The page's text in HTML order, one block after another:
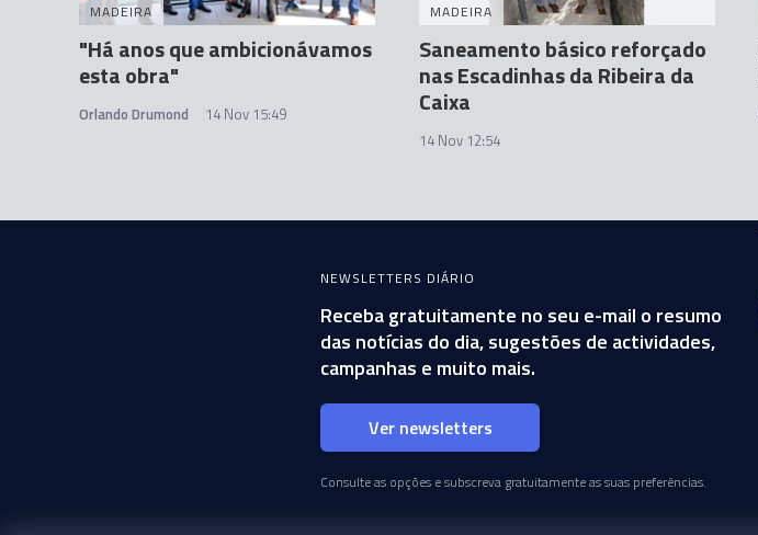
MADEIRA
"Há anos que ambicionávamos
esta obra"
Orlando Drumond 14 Nov 15:49
MADEIRA
Saneamento básico reforçado
nas Escadinhas da Ribeira da
Caixa
14 Nov 12:54
NEWSLETTERS DIÁRIO
Receba gratuitamente no seu e-mail o resumo
das notícias do dia, sugestões de actividades,
campanhas e muito mais.
Ver newsletters
Consulte as opções e subscreva gratuitamente as suas preferências.